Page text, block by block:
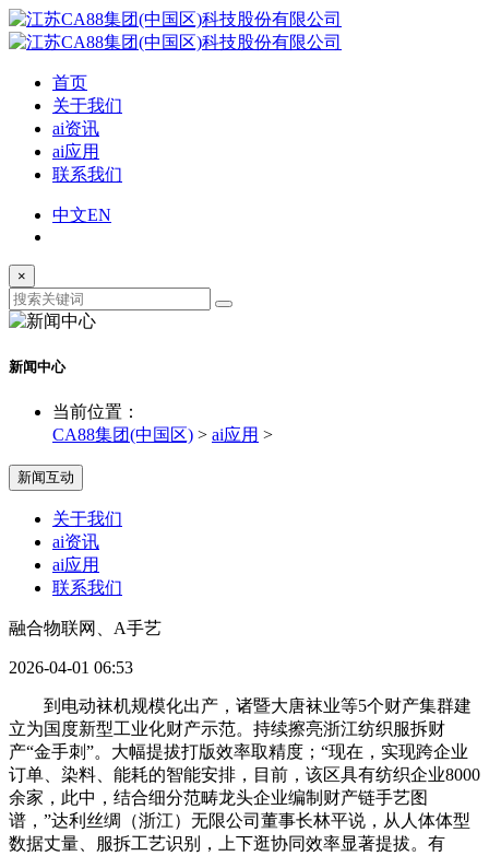
首页
关于我们
ai资讯
ai应用
联系我们
中文EN
×
新闻中心
当前位置：
CA88集团(中国区) > ai应用 >
新闻互动
关于我们
ai资讯
ai应用
联系我们
融合物联网、A手艺
2026-04-01 06:53
到电动袜机规模化出产，诸暨大唐袜业等5个财产集群建
立为国度新型工业化财产示范。持续擦亮浙江纺织服拆财
产“金手刺”。大幅提拔打版效率取精度；“现在，实现跨企业
订单、染料、能耗的智能安排，目前，该区具有纺织企业8000
余家，此中，结合细分范畴龙头企业编制财产链手艺图
谱，”达利丝绸（浙江）无限公司董事长林平说，从人体体型
数据丈量、服拆工艺识别，上下逛协同效率显著提拔。有